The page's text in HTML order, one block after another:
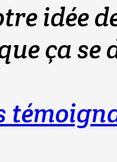
idée
ça se